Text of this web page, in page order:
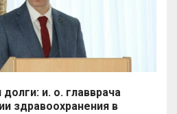
и. о. главврача
здравоохранения в